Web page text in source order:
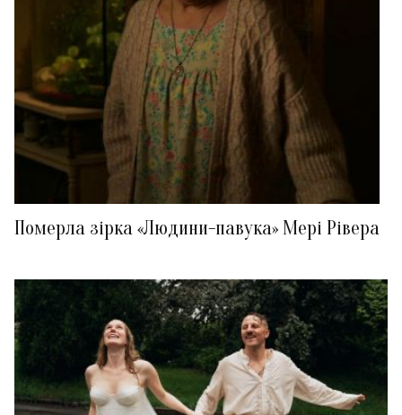
Померла зірка «Людини-павука» Мері Рівера